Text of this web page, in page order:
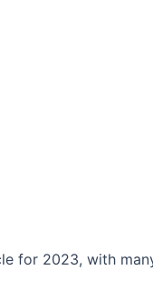
for 2023, with